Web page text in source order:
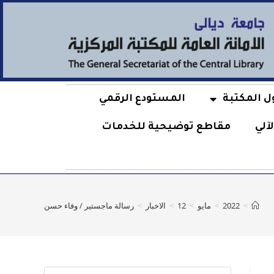
المكتبة المستودع الرقمي
مقاطع توضيحية للخدمات
>
2022
> مايو >
12
> الاخبار > رسالة ماجستير / وفاء حسن